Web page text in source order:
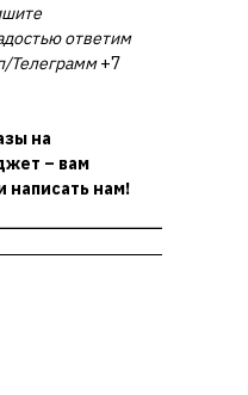
ответим
Телеграмм+7
на
– вам
написать нам!